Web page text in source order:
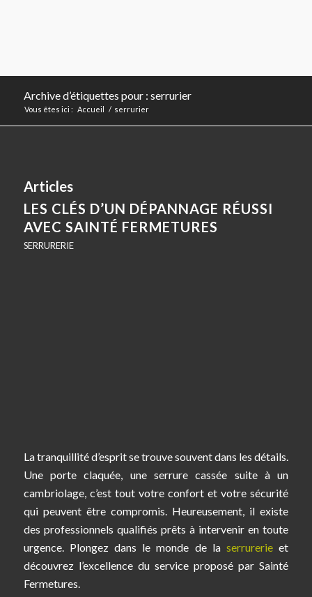
Archive d’étiquettes pour : serrurier
Vous êtes ici : Accueil / serrurier
Articles
LES CLÉS D’UN DÉPANNAGE RÉUSSI
AVEC SAINTÉ FERMETURES
SERRURERIE
La tranquillité d’esprit se trouve souvent dans les détails.
Une porte claquée, une serrure cassée suite à un
cambriolage, c’est tout votre confort et votre sécurité
qui peuvent être compromis. Heureusement, il existe
des professionnels qualifiés prêts à intervenir en toute
urgence. Plongez dans le monde de laserrurerie et
découvrez l’excellence du service proposé par Sainté
Fermetures.